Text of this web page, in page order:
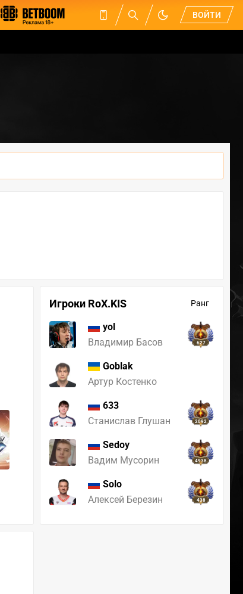
ВОЙТИ
Игроки RoX.KIS Ранг
yol
Владимир Басов
627
Goblak
Артур Костенко
633
Станислав Глушан
2092
Sedoy
Вадим Мусорин
4938
Solo
Алексей Березин
438